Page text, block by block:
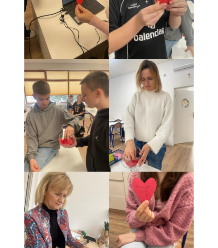
Najnowsze
komentarze
Brak komentarzy do
wyświetlenia.